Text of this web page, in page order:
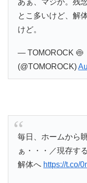
あぁ、マジか。残
とこ多いけど、解
けど。
— TOMOROCK 🍥
(@TOMOROCK)
毎日、ホームから
ぁ・・・／現存す
解体へ https://t.co/